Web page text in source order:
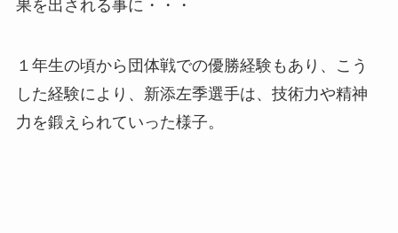
果を出される事に・・・
１年生の頃から団体戦での優勝経験もあり、こう
した経験により、新添左季選手は、技術力や精神
力を鍛えられていった様子。